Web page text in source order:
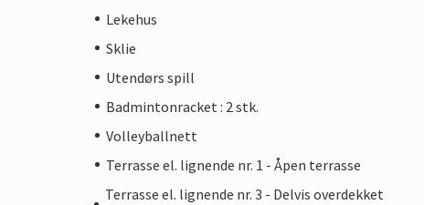
Lekehus
Sklie
Utendørs spill
Badmintonracket : 2 stk.
Volleyballnett
Terrasse el. lignende nr. 1 - Åpen terrasse
Terrasse el. lignende nr. 3 - Delvis overdekket